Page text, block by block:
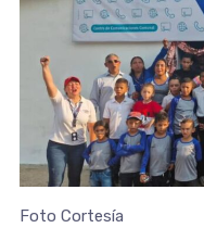
Foto Cortesía